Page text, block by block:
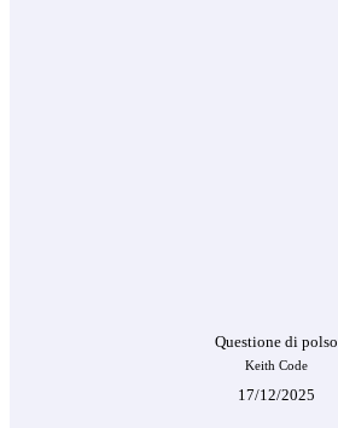
Questione di polso
Keith Code
17/12/2025